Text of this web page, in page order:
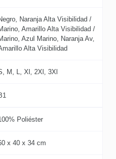
Naranja Alta Visibilidad /
Amarillo Alta Visibilidad /
Azul Marino, Naranja Av,
Alta Visibilidad
M, L, Xl, 2Xl, 3Xl
Poliéster
x 40 x 34 cm